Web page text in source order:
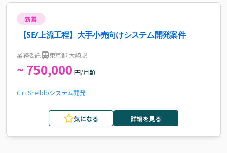
新着
【SE/上流工程】大手小売向けシステム開発案件
業務委託 東京都 大崎駅
~ 750,000 円/月額
C++Shelldbシステム開発
気になる 詳細を見る